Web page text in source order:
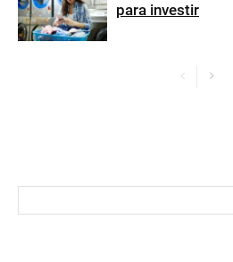
para investir